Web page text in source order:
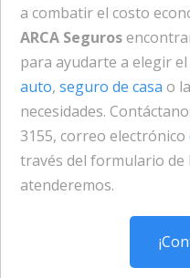
a combatir el costo
ARCA Seguros
para ayudarte a elegir
auto, seguro de casa o
necesidades.
3155, correo electrónico
través del formulario de
atenderemos.